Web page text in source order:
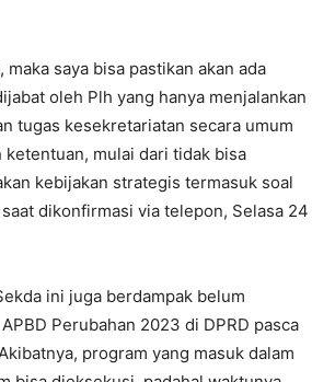
maka saya bisa pastikan akan ada
oleh Plh yang hanya menjalankan
tugas kesekretariatan secara umum
ketentuan, mulai dari tidak bisa
kebijakan strategis termasuk soal
dikonfirmasi via telepon, Selasa 24
ini juga berdampak belum
Perubahan 2023 di DPRD pasca
program yang masuk dalam